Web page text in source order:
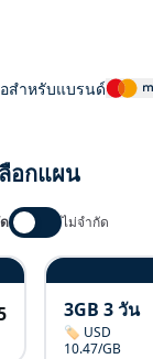
สำหรับแบรนด์
อกแผน
ไม่จำกัด
3GB 3 วัน
🏷️ USD
10.47/GB